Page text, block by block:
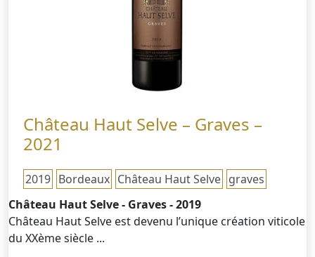
Château Haut Selve – Graves –
2021
2019 Bordeaux Château Haut Selve graves
Château Haut Selve - Graves - 2019
Château Haut Selve est devenu l’unique création viticole
du XXème siècle ...